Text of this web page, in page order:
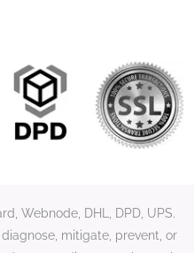
Webnode, DHL, DPD, UPS.
mitigate, prevent, or